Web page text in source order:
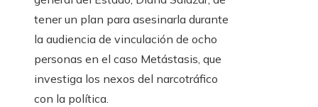
tener un plan para asesinarla durante
la audiencia de vinculación de ocho
personas en el caso Metástasis, que
investiga los nexos del narcotráfico
con la política.